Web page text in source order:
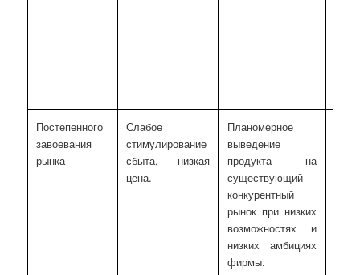
Постепенного
завоевания
рынка
Слабое
стимулирование
сбыта, низкая
цена.
Планомерное
выведение
продукта на
существующий
конкурентный
рынок при низких
возможностях и
низких амбициях
фирмы.